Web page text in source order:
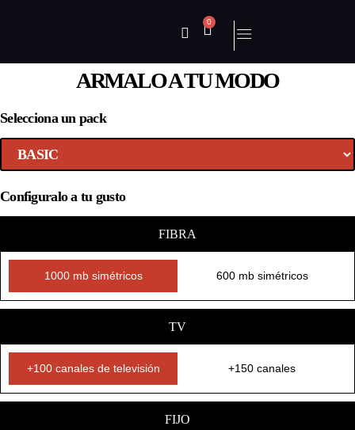
0
ARMALO A TU MODO
Selecciona un pack
Configuralo a tu gusto
FIBRA
1000 mb simétricos 600 mb simétricos
TV
+100 canales de televisión +150 canales
FIJO